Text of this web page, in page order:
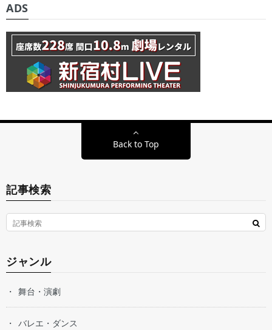
ADS
Back to Top
記事検索
ジャンル
舞台・演劇
バレエ・ダンス